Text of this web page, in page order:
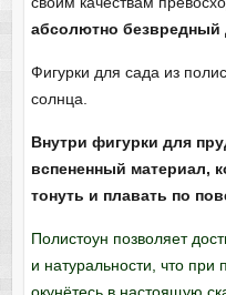
абсолютно безвредный
Фигурки для сада из
солнца.
Внутри фигурки для
вспененный материал,
тонуть и плавать по
Полистоун позволяет
и натуральности, что